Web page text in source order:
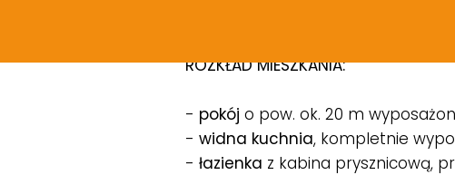
ROZKŁAD MIESZKANIA:
- pokój o pow. ok. 20 m
- widna kuchnia, kompletnie
- łazienka z kabina prysznicową,